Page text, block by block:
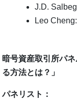
J.D.
Leo
暗号資産取引所パ
る方法とは？」
パネリスト：